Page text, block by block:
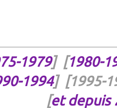
1979] [1980-
1994] [1995-
[et depuis